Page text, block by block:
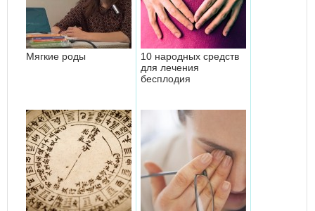
Мягкие роды
10 народных средств
для лечения
бесплодия